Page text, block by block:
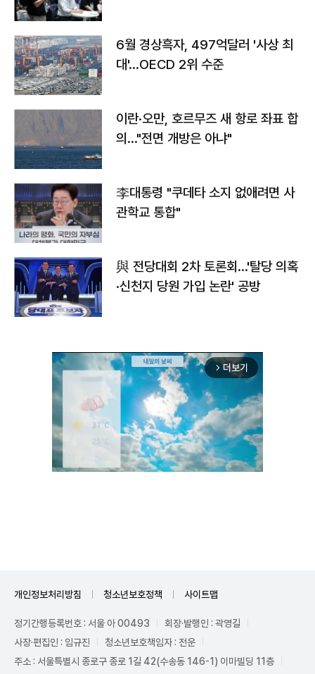
6월 경상흑자, 497억달러 '사상 최
대'…OECD 2위 수준
이란·오만, 호르무즈 새 항로 좌표 합
의…"전면 개방은 아냐"
李대통령 "쿠데타 소지 없애려면 사
관학교 통합"
與 전당대회 2차 토론회…'탈당 의혹
·신천지 당원 가입 논란' 공방
arrow_forward_ios 더보기
개인정보처리방침 청소년보호정책 사이트맵
정기간행등록번호 : 서울 아 00493
회장·발행인 : 곽영길
사장·편집인 : 임규진
청소년보호책임자 : 전운
주소 : 서울특별시 종로구 종로 1길 42(수송동 146-1) 이마빌딩 11층